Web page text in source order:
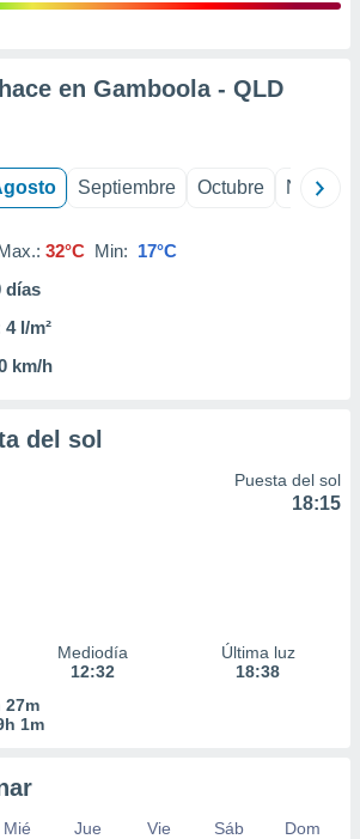
en Gamboola - QLD
Septiembre Octubre
32°C Min: 17°C
días
4 l/m²
km/h
del sol
Puesta del sol
18:15
Mediodía
12:32
Última luz
18:38
27m
1m
Mié Jue Vie Sáb
Dom